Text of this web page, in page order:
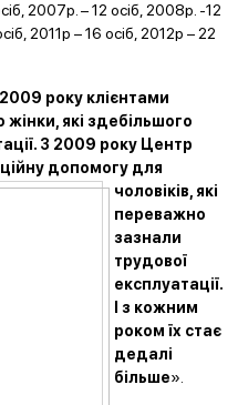
2007р. – 12 осіб, 2008р. -12
2011р – 16 осіб, 2012р – 22
року клієнтами
які здебільшого
З 2009 року Центр
допомогу для
чоловіків, які
переважно
зазнали
трудової
експлуатації.
І з кожним
роком їх стає
дедалі
більше».